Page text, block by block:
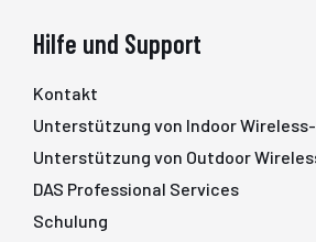
Hilfe und Support
Kontakt
Unterstützung von Indoor
Unterstützung von Outdoor
DAS Professional Services
Schulung